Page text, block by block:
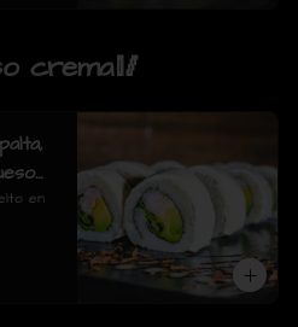
crema🥢
en